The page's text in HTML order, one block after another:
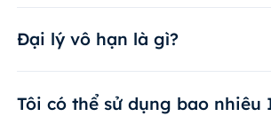
Đại lý vô hạn là gì?
Tôi có thể sử dụng bao nhiêu